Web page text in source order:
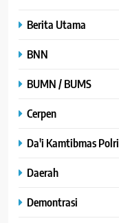
Berita Utama
BNN
BUMN / BUMS
Cerpen
Da'i Kamtibmas Polri
Daerah
Demontrasi